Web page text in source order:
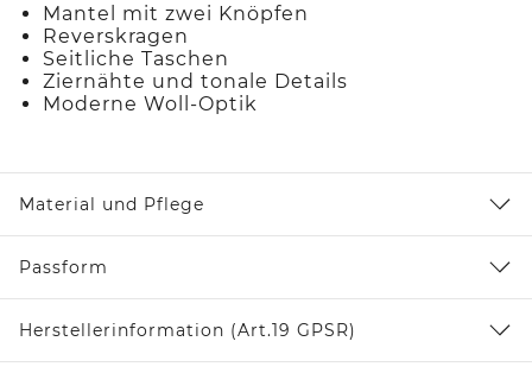
Mantel mit zwei Knöpfen
Reverskragen
Seitliche Taschen
Ziernähte und tonale Details
Moderne Woll-Optik
Material und Pflege
Passform
Herstellerinformation (Art.19 GPSR)